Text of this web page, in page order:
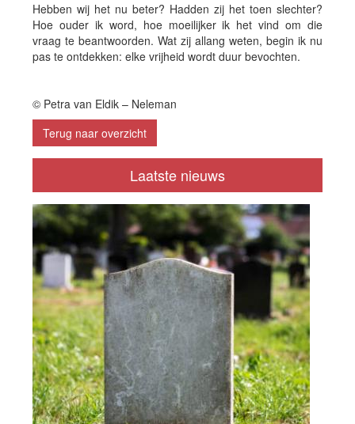
Hebben wij het nu beter? Hadden zij het toen slechter?
Hoe ouder ik word, hoe moeilijker ik het vind om die
vraag te beantwoorden. Wat zij allang weten, begin ik nu
pas te ontdekken: elke vrijheid wordt duur bevochten.
© Petra van Eldik – Neleman
Terug naar overzicht
Laatste nieuws